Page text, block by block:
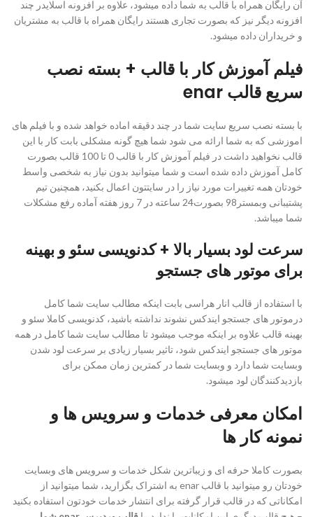
آن رایگان همراه با قالب به شما داده میشود، علاوه بر افزونه اسلایدر چند
افزونه دیگر نیز که بصورت تجاری هستند رایگان همراه با قالب به مشتریان
و خریداران داده میشود.
فیلم آموزش کار با قالب + بسته نصب
سریع قالب enar
با بسته نصب سریع سایت شما در چند دقیقه اماده خواهد شده و با فیلم های
اموزشی که به شما ارائه می شود شما هیچ گونه مشکلی بابت کار با این
قالب نخواهید داشت در فیلم آموزش کار با قالب 0 تا 100 قالب بصورت
کامل آموزش داده شده است و شما میتوانید بدون نیاز به شخصی واسط
خودتان همه تغییرات مورد نیاز را در سایتتون اعمال بکنید، همچنین تیم
پشتیبانی وبمستر98 بصورت24 ساعته در 7 روز هفته آماده رفع مشکلات
شما میباشد.
سرعت لود بسیار بالا + کدنویسی سئو و بهینه
برای موتور های جستجو
با استفاده از قالب انار هراسی بابت اینکه مطالب سایت شما کامل
درموتور های جستجو ایندکس نشوند نداشته باشید، کدنویسی کاملا سئو و
بهینه قالب علاوه بر اینکه موجب میشود تا مطالب سایت شما کامل در همه
موتور های جستجو ایندکس شود، تاثیر بسیار زیادی بر سرعت لود شدن
وبسایت شما دارد و وبسایت شما در کمترین زمان ممکن برای
بازدیدکنندگان لود میشود.
امکان معرفی خدمات و سرویس ها و
نمونه کار ها
بصورت کاملا حرفه ای و زیباترین شکل خدمات و سرویس های وبسایت
خودتان رو میتوانید با قالب enar به اشتراک بگزارید، شما میتوانید از
امکاناتی که در قالب قرار گرفته برای انتشار خدمات خودتون استفاده بکنید